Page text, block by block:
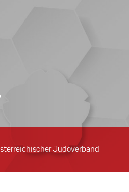
Judoverband